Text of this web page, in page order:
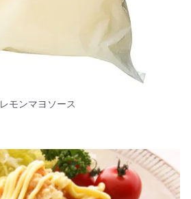
レモンマヨソース